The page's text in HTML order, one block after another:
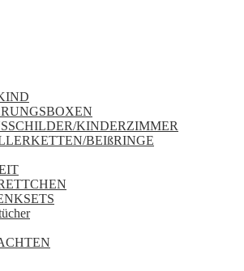
KINDERZIMMER
BEIßRINGE